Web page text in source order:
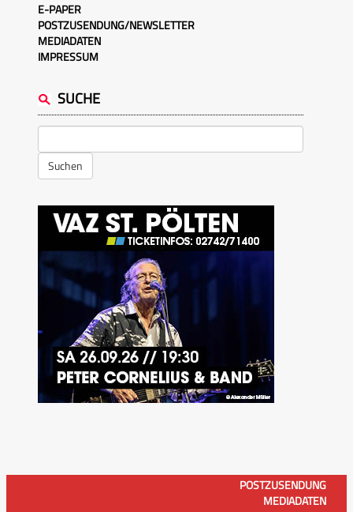
E-PAPER
POSTZUSENDUNG/NEWSLETTER
MEDIADATEN
IMPRESSUM
SUCHE
Suchen
POSTZUSENDUNG
MEDIADATEN